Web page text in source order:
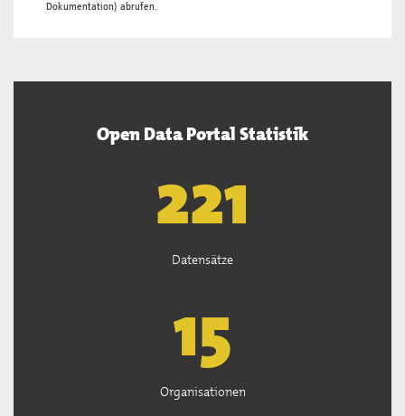
Dokumentation) abrufen.
Open Data Portal Statistik
222
Datensätze
15
Organisationen